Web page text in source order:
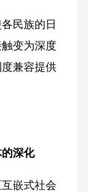
民族的日
变为深度
兼容提供
深化
嵌式社会